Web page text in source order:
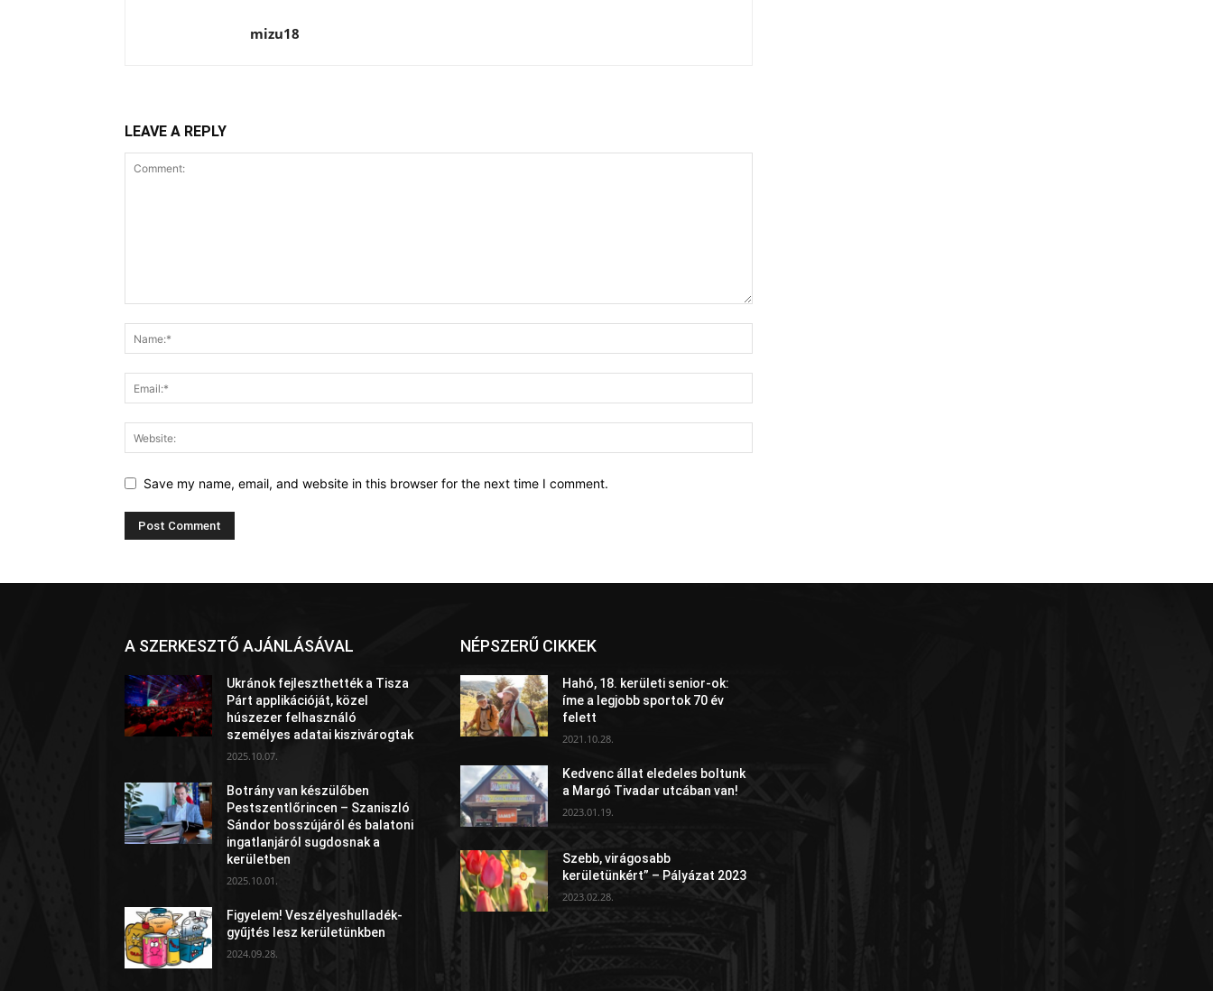
mizu18
LEAVE A REPLY
Save my name, email, and website in this browser for the next time I comment.
A SZERKESZTŐ AJÁNLÁSÁVAL
Ukránok fejleszthették a Tisza
Párt applikációját, közel
húszezer felhasználó
személyes adatai kiszivárogtak
2025.10.07.
Botrány van készülőben
Pestszentlőrincen – Szaniszló
Sándor bosszújáról és balatoni
ingatlanjáról sugdosnak a
kerületben
2025.10.01.
Figyelem! Veszélyeshulladék-
gyűjtés lesz kerületünkben
2024.09.28.
NÉPSZERŰ CIKKEK
Hahó, 18. kerületi senior-ok:
íme a legjobb sportok 70 év
felett
2021.10.28.
Kedvenc állat eledeles boltunk
a Margó Tivadar utcában van!
2023.01.19.
Szebb, virágosabb
kerületünkért” – Pályázat 2023
2023.02.28.